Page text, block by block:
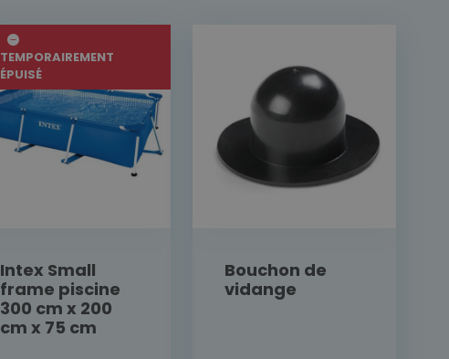
TEMPORAIREMENT
ÉPUISÉ
Intex Small
frame piscine
300 cm x 200
cm x 75 cm
Bouchon de
vidange